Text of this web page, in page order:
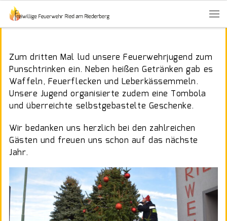
Zum dritten Mal lud unsere Feuerwehrjugend zum
Punschtrinken ein. Neben heißen Getränken gab es
Waffeln, Feuerflecken und Leberkässemmeln.
Unsere Jugend organisierte zudem eine Tombola
und überreichte selbstgebastelte Geschenke.
Wir bedanken uns herzlich bei den zahlreichen
Gästen und freuen uns schon auf das nächste
Jahr.